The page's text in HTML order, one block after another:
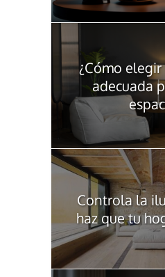
¿Cómo
adecuada
Controla la
haz que tu